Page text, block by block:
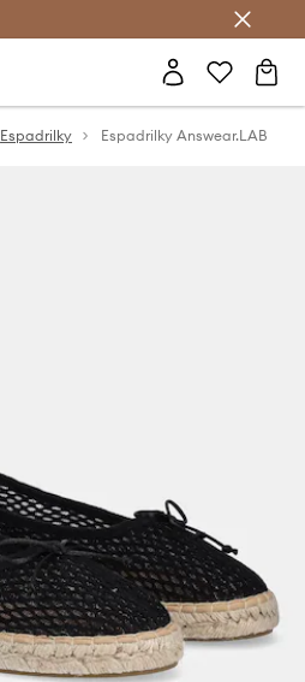
Espadrilky Espadrilky Answear.LAB